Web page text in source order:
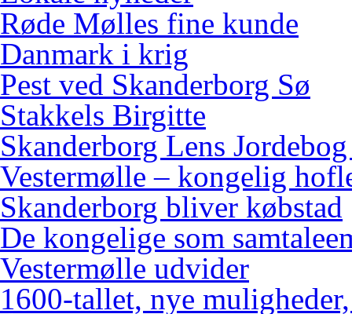
Røde Mølles fine kunde
Danmark i krig
Pest ved Skanderborg Sø
Stakkels Birgitte
Skanderborg Lens
Vestermølle – kongelig
Skanderborg bliver købstad
De kongelige som
Vestermølle udvider
1600-tallet, nye